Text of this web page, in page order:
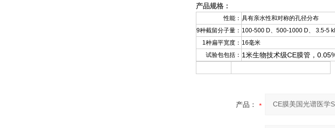
产品规格：
性能： 具有亲水性和对称的孔径分布
9种截留分子量： 100-500 D、500-1000 D、 3.5-5
1种扁平宽度： 16毫米
试验包包括： 1米生物技术级CE膜管，
产品：